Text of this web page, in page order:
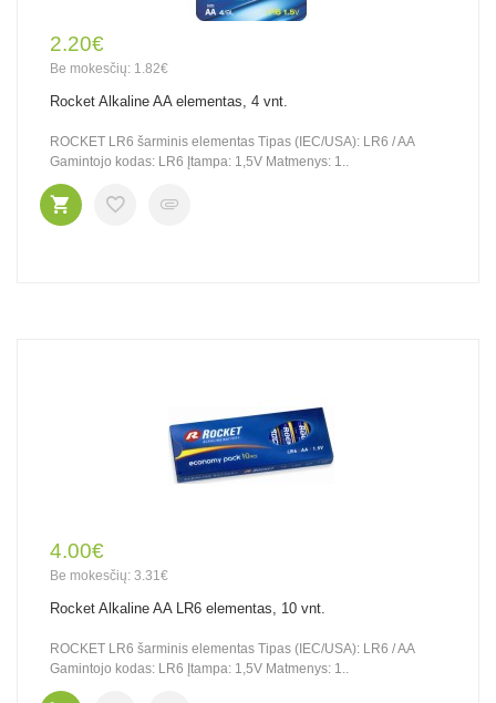
2.20€
Be mokesčių: 1.82€
Rocket Alkaline AA elementas, 4 vnt.
ROCKET LR6 šarminis elementas Tipas (IEC/USA): LR6 / AA
Gamintojo kodas: LR6 Įtampa: 1,5V Matmenys: 1..
4.00€
Be mokesčių: 3.31€
Rocket Alkaline AA LR6 elementas, 10 vnt.
ROCKET LR6 šarminis elementas Tipas (IEC/USA): LR6 / AA
Gamintojo kodas: LR6 Įtampa: 1,5V Matmenys: 1..